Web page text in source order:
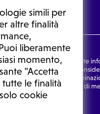
simili per
altre finalità
liberamente
momento,
"Accetta
le finalità
cookie
In nessun caso, queste
medico. Non si devono
di una diagnosi, la
consultare un medico di